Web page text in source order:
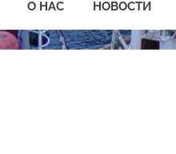
О НАС НОВОСТИ